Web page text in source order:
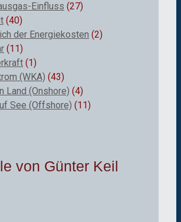
Einfluss (27)
(40)
der Energiekosten (2)
(11)
(1)
(WKA) (43)
Land (Onshore) (4)
See (Offshore) (11)
von Günter Keil